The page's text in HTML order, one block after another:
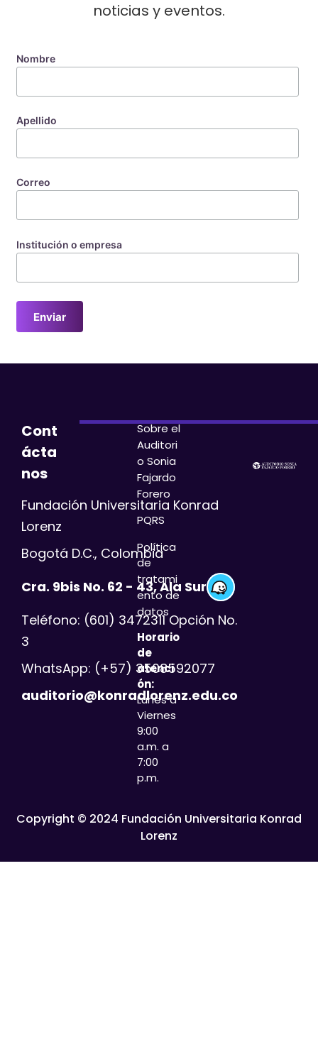
noticias y eventos.
Nombre
Apellido
Correo
Institución o empresa
Cont
ácta
nos
Fundación Universitaria Konrad
Lorenz
Bogotá D.C., Colombia
Cra. 9bis No. 62 - 43, Ala Sur
Teléfono: (601) 3472311 Opción No.
3
WhatsApp: (+57) 3508592077
auditorio@konradlorenz.edu.co
Sobre el
Auditori
oSonia
Fajardo
Forero
PQRS
Política
de
tratami
ento de
datos
Horario
de
atenci
ón:
Lunes a
Viernes
9:00
a.m. a
7:00
p.m.
Copyright © 2024 Fundación Universitaria Konrad
Lorenz